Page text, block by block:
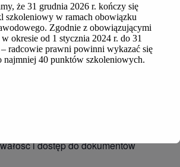
akt przekazywanych w
dokumentacji elektronicznej w
(format, brak metadanych, problemy
i dostęp do dokumentów
że 31 grudnia 2026 r. kończy się
szkoleniowy w ramach obowiązku
Zgodnie z obowiązującymi
okresie od 1 stycznia 2024 r. do 31
radcowie prawni powinni wykazać się
najmniej 40 punktów szkoleniowych.